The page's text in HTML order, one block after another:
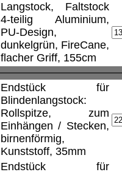
Langstock, Faltstock
4-teilig Aluminium,
PU-Design,
dunkelgrün, FireCane,
flacher Griff, 155cm
Endstück für
Blindenlangstock:
Rollspitze, zum
Einhängen / Stecken,
birnenförmig,
Kunststoff, 35mm
Endstück für